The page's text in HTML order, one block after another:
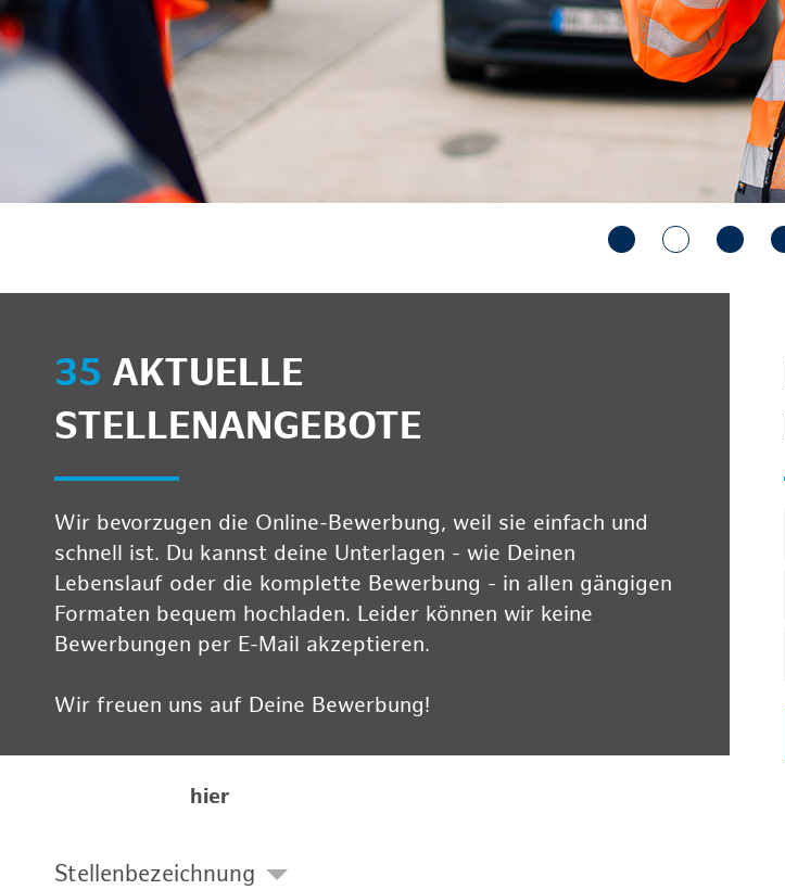
anzeigen/schließen
35 AKTUELLE
STELLENANGEBOTE
Wir bevorzugen die Online-Bewerbung, weil sie einfach und
schnell ist. Du kannst deine Unterlagen - wie Deinen
Lebenslauf oder die komplette Bewerbung - in allen gängigen
Formaten bequem hochladen. Leider können wir keine
Bewerbungen per E-Mail akzeptieren.
Wir freuen uns auf Deine Bewerbung!
hier
Stellenbezeichnung